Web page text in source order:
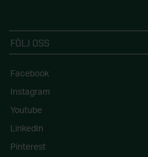
FÖLJ OSS
Facebook
Instagram
Youtube
LinkedIn
Pinterest